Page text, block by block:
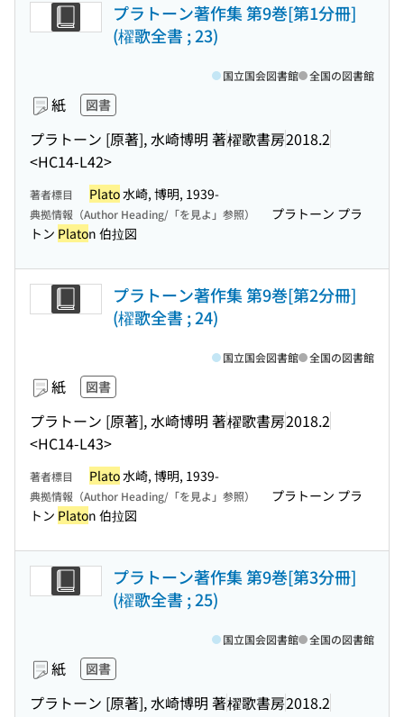
プラトーン著作集 第9巻[第1分冊]
(櫂歌全書 ; 23)
紙 図書
プラトーン [原著], 水崎博明 著櫂歌書房2018.2
<HC14-L42>
国立国会図書館 全国の図書館
著者標目 Plato水崎, 博明, 1939-
典拠情報（Author Heading/「を見よ」参照）
プラトーン プラ
トン Platon 伯拉図
プラトーン著作集 第9巻[第2分冊]
(櫂歌全書 ; 24)
紙 図書
プラトーン [原著], 水崎博明 著櫂歌書房2018.2
<HC14-L43>
国立国会図書館 全国の図書館
著者標目 Plato水崎, 博明, 1939-
典拠情報（Author Heading/「を見よ」参照）
プラトーン プラ
トン Platon 伯拉図
プラトーン著作集 第9巻[第3分冊]
(櫂歌全書 ; 25)
紙 図書
プラトーン [原著], 水崎博明 著櫂歌書房2018.2
国立国会図書館 全国の図書館